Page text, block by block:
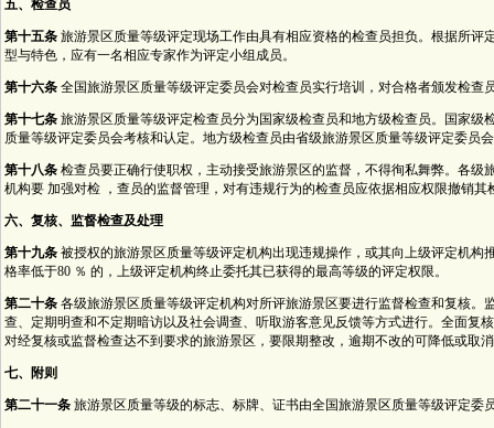
五、检查员
第十五条 旅游景区质量等级评定现场工作由具有相应资格的检查员担负。根据所评
型与特色，应有一名相应专家作为评定小组成员。
第十六条 全国旅游景区质量等级评定委员会对检查员实行培训，对合格者颁发检查
第十七条 旅游景区质量等级评定检查员分为国家级检查员和地方级检查员。国家级
质量等级评定委员会考核和认定。地方级检查员由省级旅游景区质量等级评定委员
第十八条 检查员要正确行使职权，主动接受旅游景区的监督，不得徇私舞弊。各级
机构要 加强对检 ，查员的监督管理，对有违规行为的检查员应依据相应权限撤销其
六、复核、监督检查及处理
第十九条 被授权的旅游景区质量等级评定机构出现违规操作，或其向上级评定机构
格率低于80 ％ 的，上级评定机构终止委托其已获得的最高等级的评定权限。
第二十条 各级旅游景区质量等级评定机构对所评旅游景区要进行监督检查和复核。
查、定期明查和不定期暗访以及社会调查、听取游客意见反馈等方式进行。全面复
对经复核或监督检查达不到要求的旅游景区，要限期整改，逾期不改的可降低或取
七、附则
第二十一条 旅游景区质量等级的标志、标牌、证书由全国旅游景区质量等级评定委